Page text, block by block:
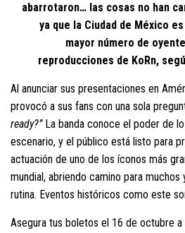
abarrotaron… las cosas no han
ya que la Ciudad de México
mayor número de
reproducciones de KoRn,
Al anunciar sus presentaciones en
provocó a sus fans con una sola
ready?”La banda conoce el poder de
escenario, y el público está listo para
actuación de uno de los íconos más
mundial, abriendo camino para muchos
rutina. Eventos históricos como este
Asegura tus boletos el 16 de octubre a